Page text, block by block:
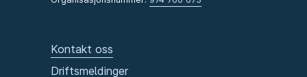
Kontakt oss
Driftsmeldinger